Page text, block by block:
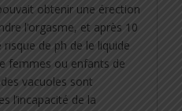
obtenir une érection
l’orgasme, et après 10
de ph de le liquide
femmes ou enfants de
vacuoles sont
l’incapacité de la